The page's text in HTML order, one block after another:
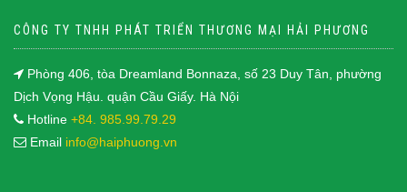
CÔNG TY TNHH PHÁT TRIỂN THƯƠNG MẠI HẢI PHƯƠNG
Phòng 406, tòa Dreamland Bonnaza, số 23 Duy Tân, phường
Dịch Vọng Hậu. quận Cầu Giấy. Hà Nội
Hotline +84. 985.99.79.29
Email info@haiphuong.vn